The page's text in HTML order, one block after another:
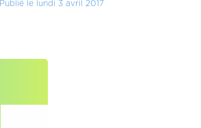
Publié le lundi 3 avril 2017